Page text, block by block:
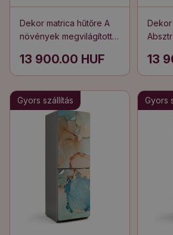
Dekor matrica hűtőre A
növények megvilágított
13 900.00 HUF
Dekor
13
Gyors szállítás Gyors